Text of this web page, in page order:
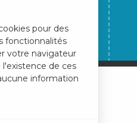
pour des
fonctionnalités
votre navigateur
de ces
information